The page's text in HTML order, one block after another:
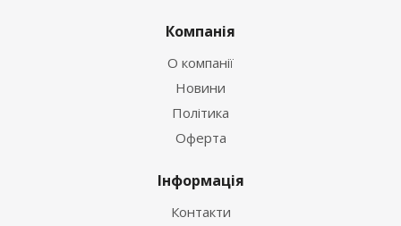
Компанія
О компанії
Новини
Політика
Оферта
Інформація
Контакти